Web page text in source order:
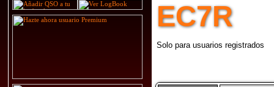
EC7R
Solo para usuarios registrados